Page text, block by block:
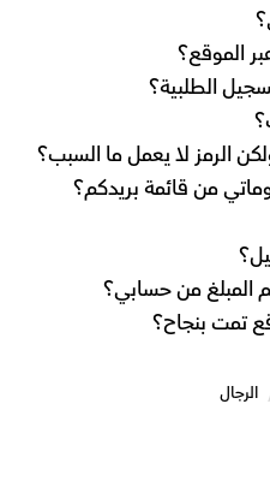
الموقع؟
الطلبية؟
الرمز لا يعمل ما السبب؟
من قائمة بريدكم؟
المبلغ من حسابي؟
تمت بنجاح؟
الرجال